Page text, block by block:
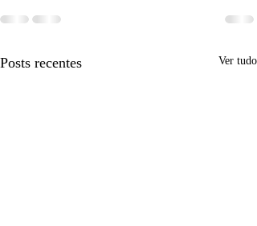
Posts recentes Ver tudo